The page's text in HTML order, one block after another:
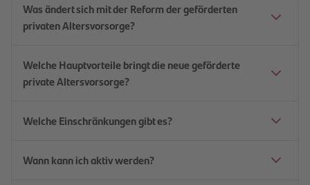
Was ändert sich mit der Reform der geförderten
privaten Altersvorsorge?
Welche Hauptvorteile bringt die neue geförderte
private Altersvorsorge?
Welche Einschränkungen gibt es?
Wann kann ich aktiv werden?